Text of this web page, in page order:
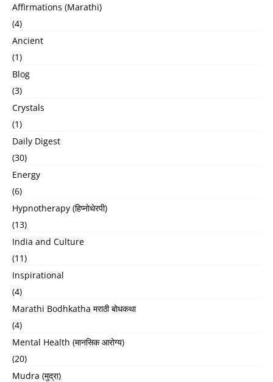
Affirmations (Marathi)
(4)
Ancient
(1)
Blog
(3)
Crystals
(1)
Daily Digest
(30)
Energy
(6)
Hypnotherapy (हिप्नोथेरपी)
(13)
India and Culture
(11)
Inspirational
(4)
Marathi Bodhkatha मराठी बोधकथा
(4)
Mental Health (मानसिक आरोग्य)
(20)
Mudra (मुद्रा)